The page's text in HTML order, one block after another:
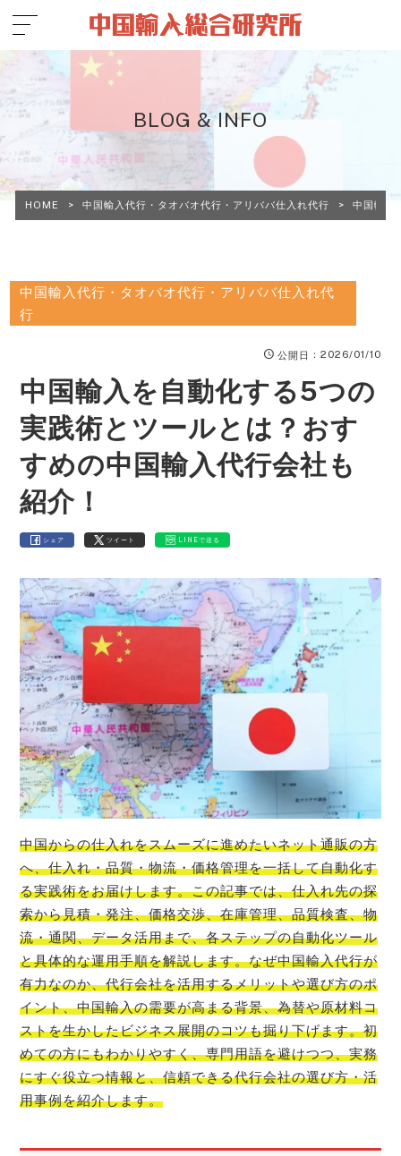
BLOG & INFO
HOME > 中国輸入代行・タオバオ代行・アリババ仕入れ代行 > 中国輸入
中国輸入代行・タオバオ代行・アリババ仕入れ代
行
公開日 ：2026/01/10
中国輸入を自動化する5つの
実践術とツールとは？おす
すめの中国輸入代行会社も
紹介！
シェア ツイート LINEで送る
中国からの仕入れをスムーズに進めたいネット通販の方
へ、仕入れ・品質・物流・価格管理を一括して自動化す
る実践術をお届けします。この記事では、仕入れ先の探
索から見積・発注、価格交渉、在庫管理、品質検査、物
流・通関、データ活用まで、各ステップの自動化ツール
と具体的な運用手順を解説します。なぜ中国輸入代行が
有力なのか、代行会社を活用するメリットや選び方のポ
イント、中国輸入の需要が高まる背景、為替や原材料コ
ストを生かしたビジネス展開のコツも掘り下げます。初
めての方にもわかりやすく、専門用語を避けつつ、実務
にすぐ役立つ情報と、信頼できる代行会社の選び方・活
用事例を紹介します。